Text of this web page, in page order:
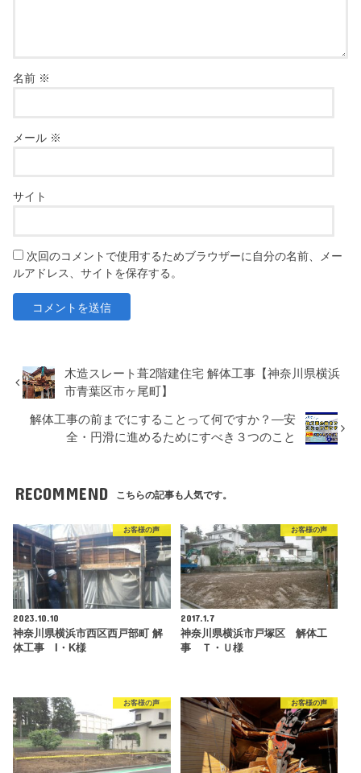
名前 ※
メール ※
サイト
次回のコメントで使用するためブラウザーに自分の名前、メー
ルアドレス、サイトを保存する。
木造スレート葺2階建住宅 解体工事【神奈川県横浜
市青葉区市ヶ尾町】
解体工事の前までにすることって何ですか？―安
全・円滑に進めるためにすべき３つのこと
RECOMMEND こちらの記事も人気です。
お客様の声
2023.10.10
神奈川県横浜市西区西戸部町 解
体工事 I・K様
お客様の声
2017.1.7
神奈川県横浜市戸塚区 解体工
事 Ｔ・Ｕ様
お客様の声 お客様の声